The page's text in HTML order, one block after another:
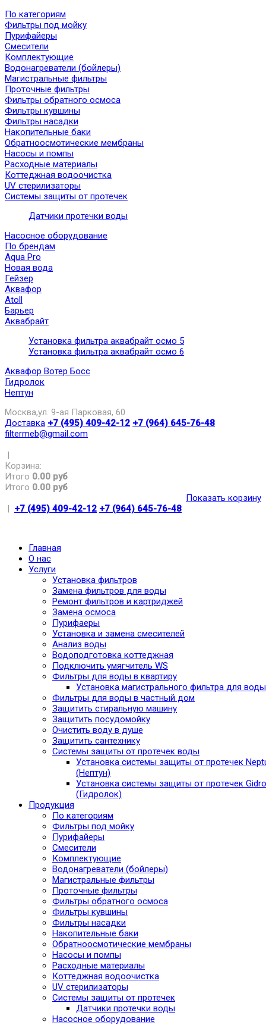
По категориям
Фильтры под мойку
Пурифайеры
Смесители
Комплектующие
Водонагреватели (бойлеры)
Магистральные фильтры
Проточные фильтры
Фильтры обратного осмоса
Фильтры кувшины
Фильтры насадки
Накопительные баки
Обратноосмотические мембраны
Насосы и помпы
Расходные материалы
Коттеджная водоочистка
UV стерилизаторы
Системы защиты от протечек
Датчики протечки воды
Насосное оборудование
По брендам
Aqua Pro
Новая вода
Гейзер
Аквафор
Atoll
Барьер
Аквабрайт
Установка фильтра аквабрайт осмо 5
Установка фильтра аквабрайт осмо 6
Аквафор Вотер Босс
Гидролок
Нептун
Москва,ул. 9-ая Парковая, 60
Доставка +7 (495) 409-42-12 +7 (964) 645-76-48
filtermeb@gmail.com
|
Корзина:
Итого 0.00 руб
Итого 0.00 руб
Показать корзину
| +7 (495) 409-42-12 +7 (964) 645-76-48
Главная
О нас
Услуги
Установка фильтров
Замена фильтров для воды
Ремонт фильтров и картриджей
Замена осмоса
Пурифаеры
Установка и замена смесителей
Анализ воды
Водоподготовка коттеджная
Подключить умягчитель WS
Фильтры для воды в квартиру
Установка магистрального фильтра для воды
Фильтры для воды в частный дом
Защитить стиральную машину
Защитить посудомойку
Очистить воду в душе
Защитить сантехнику
Системы защиты от протечек воды
Установка системы защиты от протечек
(Нептун)
Установка системы защиты от протечек
(Гидролок)
Продукция
По категориям
Фильтры под мойку
Пурифайеры
Смесители
Комплектующие
Водонагреватели (бойлеры)
Магистральные фильтры
Проточные фильтры
Фильтры обратного осмоса
Фильтры кувшины
Фильтры насадки
Накопительные баки
Обратноосмотические мембраны
Насосы и помпы
Расходные материалы
Коттеджная водоочистка
UV стерилизаторы
Системы защиты от протечек
Датчики протечки воды
Насосное оборудование